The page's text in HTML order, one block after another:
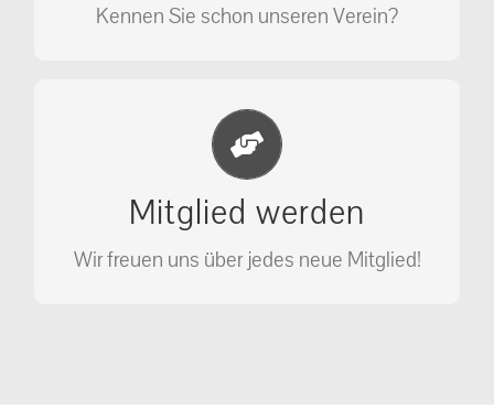
Kennen Sie schon unseren Verein?
Mitglied werden
Wir freuen uns über jedes neue Mitglied!
Jetzt Mitglied werden
Unterstützen Sie unseren Verein als
Mitglied.
MITGLIED WERDEN